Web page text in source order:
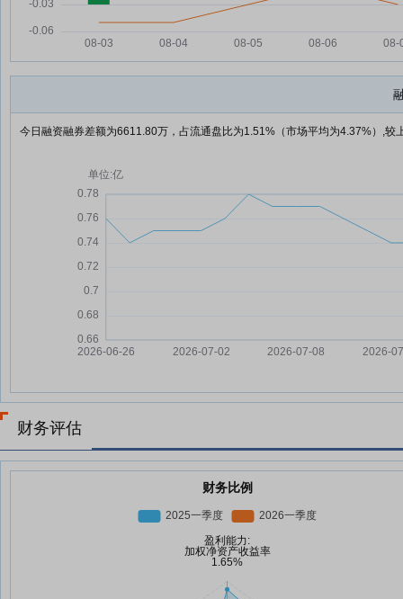
今日融资融券差额为6611.80万，占流通盘比为1.51%（市场平均为4.37%）,较
财务评估
财务比例